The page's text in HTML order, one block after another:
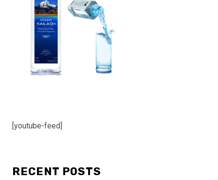
[youtube-feed]
RECENT POSTS